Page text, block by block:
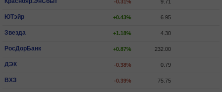
-0.31% 9.71
ЮТэйр +0.43% 6.95
Звезда +1.18% 4.30
РосДорБанк +0.87% 232.00
ДЭК -0.38% 0.79
ВХЗ -0.39% 75.75